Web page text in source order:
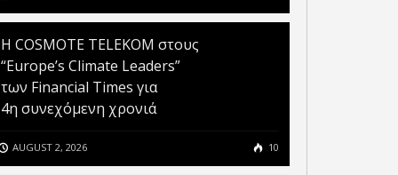
Η COSMOTE TELEKOM στους
“Europe’s Climate Leaders”
των Financial Times για
4η συνεχόμενη χρονιά
AUGUST 2, 2026 10